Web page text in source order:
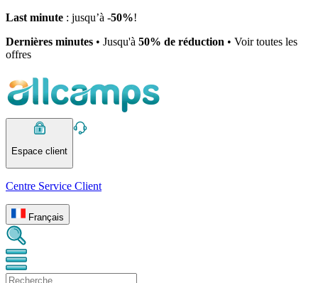
Last minute : jusqu’à -50%!
Dernières minutes • Jusqu'à 50% de réduction • Voir toutes les
offres
Espace client
Centre Service Client
Français